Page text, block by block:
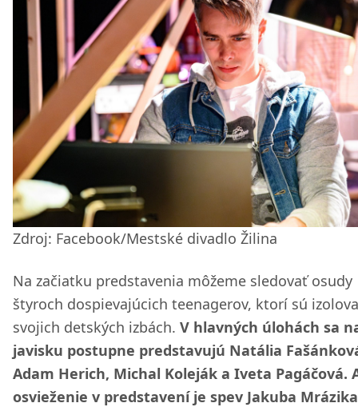
Zdroj: Facebook/Mestské divadlo Žilina
Na začiatku predstavenia môžeme sledovať osudy
štyroch dospievajúcich teenagerov, ktorí sú
svojich detských izbách. V hlavných úlohách sa
javisku postupne predstavujú Natália
Adam Herich, Michal Koleják a Iveta Pagáčová.
osvieženie v predstavení je spev Jakuba